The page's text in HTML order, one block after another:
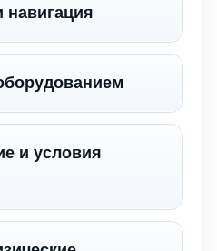
навигация
и условия